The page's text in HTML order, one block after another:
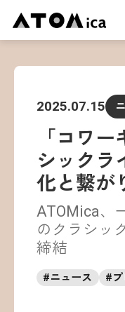
運
2025.07.15
「コワ
シックラ
化と繋が
ATOMica、
のクラシッ
締結
#ニュース #